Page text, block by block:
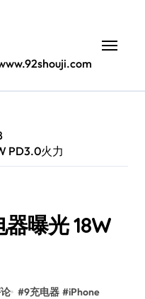
PD3.0火力
曝光 18W
#9充电器 #iPhone